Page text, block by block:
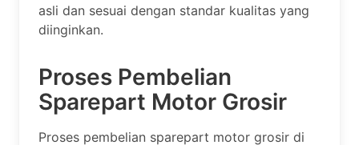
asli dan sesuai dengan standar kualitas yang
diinginkan.
Proses Pembelian
Sparepart Motor Grosir
Proses pembelian sparepart motor grosir di